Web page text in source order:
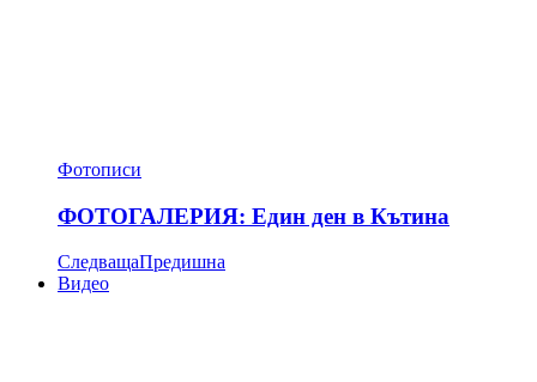
Фотописи
ФОТОГАЛЕРИЯ: Един ден в Кътина
СледващаПредишна
Видео